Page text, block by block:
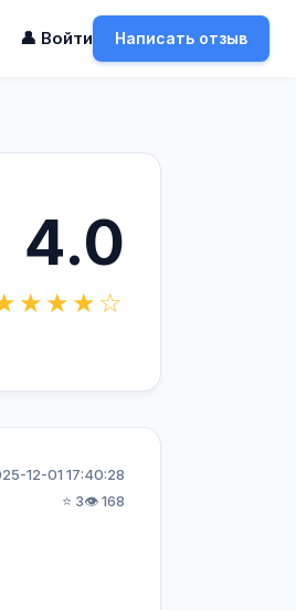
👤 Войти Написать отзыв
4.0
12-01 17:40:28
⭐ 3👁️ 168